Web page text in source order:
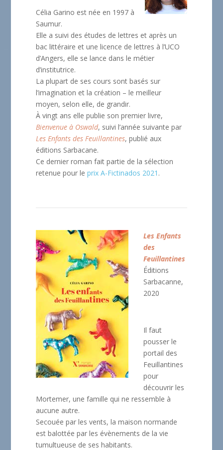
Célia Garino est née en 1997 à
Saumur.
Elle a suivi des études de lettres et après un
bac littéraire et une licence de lettres à l’UCO
d’Angers, elle se lance dans le métier
d’institutrice.
La plupart de ses cours sont basés sur
l’imagination et la création – le meilleur
moyen, selon elle, de grandir.
À vingt ans elle publie son premier livre,
Bienvenue à Oswald, suivi l’année suivante par
Les Enfants des Feuillantines, publié aux
éditions Sarbacane.
Ce dernier roman fait partie de la sélection
retenue pour leprix A-Fictinados 2021 .
Les Enfants
des
Feuillantines
Éditions
Sarbacanne,
2020
Il faut
pousser le
portail des
Feuillantines
pour
découvrir les
Mortemer, une famille qui ne ressemble à
aucune autre.
Secouée par les vents, la maison normande
est balottée par les évènements de la vie
tumultueuse de ses habitants.